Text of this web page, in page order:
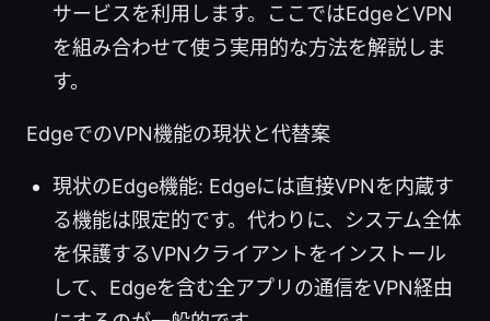
サービスを利用します。ここではEdgeとVPN
を組み合わせて使う実用的な方法を解説しま
す。
EdgeでのVPN機能の現状と代替案
現状のEdge機能: Edgeには直接VPNを内蔵す
る機能は限定的です。代わりに、システム全体
を保護するVPNクライアントをインストール
して、Edgeを含む全アプリの通信をVPN経由